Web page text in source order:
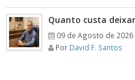
Quanto custa
09 de Agosto de 2026
Por David F. Santos